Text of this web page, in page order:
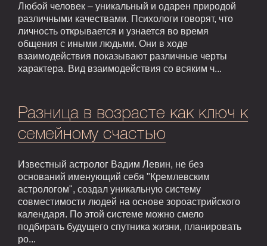
Любой человек – уникальный и одарен природой
различными качествами. Психологи говорят, что
личность открывается и узнается во время
общения с иными людьми. Они в ходе
взаимодействия показывают различные черты
характера. Вид взаимодействия со всяким ч...
Разница в возрасте как ключ к
семейному счастью
Известный астролог Вадим Левин, не без
оснований именующий себя "Кремлевским
астрологом", создал уникальную систему
совместимости людей на основе зороастрийского
календаря. По этой системе можно смело
подбирать будущего спутника жизни, планировать
ро...